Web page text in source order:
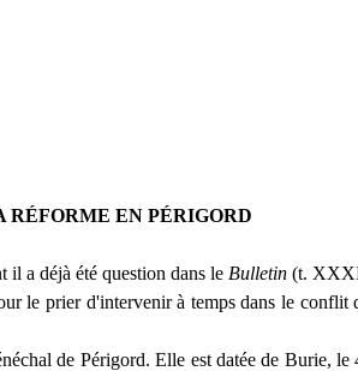
RÉFORME EN PÉRIGORD
il a déjà été question dans le Bulletin (t.
le prier d'intervenir à temps dans le conflit
de Périgord. Elle est datée de Burie,